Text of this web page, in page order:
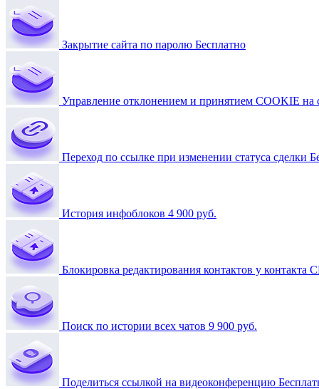
Закрытие сайта по паролю Бесплатно
Управление отклонением и принятием COOKIE на
Переход по ссылке при изменении статуса сделки
История инфоблоков 4 900 руб.
Блокировка редактирования контактов у контакта
Поиск по истории всех чатов 9 900 руб.
Поделиться ссылкой на видеоконференцию